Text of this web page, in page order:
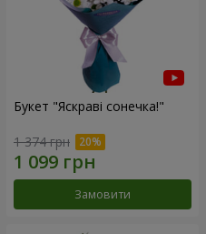
Букет "Яскраві сонечка!"
1 374 грн
Замовити